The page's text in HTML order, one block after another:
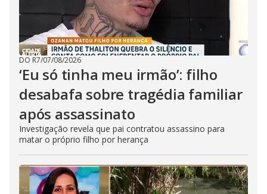
DO R7/07/08/2026
‘Eu só tinha meu irmão’: filho
desabafa sobre tragédia familiar
após assassinato
Investigação revela que pai contratou assassino para
matar o próprio filho por herança